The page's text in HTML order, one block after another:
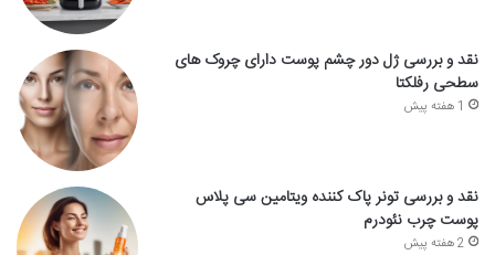
نقد و بررسی ژل دور چشم پوست دارای چروک های
سطحی رفلکتا
1 هفته پیش
نقد و بررسی تونر پاک کننده ویتامین سی پلاس
پوست چرب نئودرم
2 هفته پیش